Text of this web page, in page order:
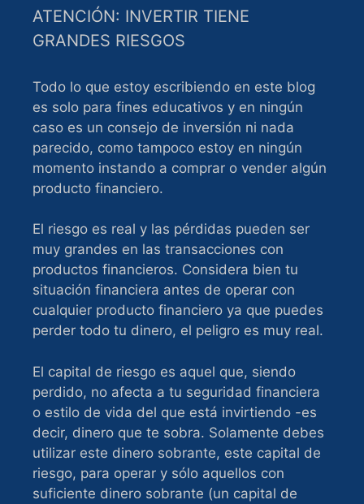
ATENCIÓN: INVERTIR TIENE
GRANDES RIESGOS
Todo lo que estoy escribiendo en este blog
es solo para fines educativos y en ningún
caso es un consejo de inversión ni nada
parecido, como tampoco estoy en ningún
momento instando a comprar o vender algún
producto financiero.
El riesgo es real y las pérdidas pueden ser
muy grandes en las transacciones con
productos financieros. Considera bien tu
situación financiera antes de operar con
cualquier producto financiero ya que puedes
perder todo tu dinero, el peligro es muy real.
El capital de riesgo es aquel que, siendo
perdido, no afecta a tu seguridad financiera
o estilo de vida del que está invirtiendo -es
decir, dinero que te sobra. Solamente debes
utilizar este dinero sobrante, este capital de
riesgo, para operar y sólo aquellos con
suficiente dinero sobrante (un capital de